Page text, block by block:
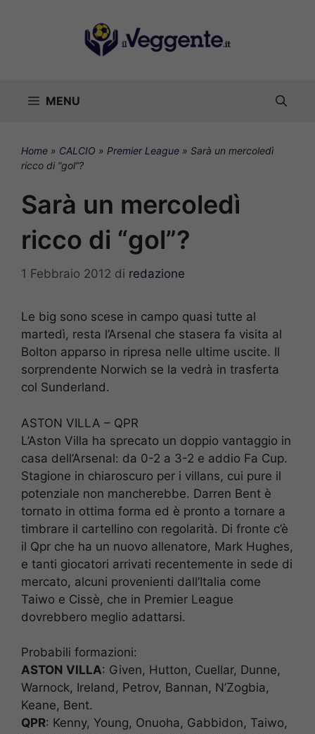
MENU
Home » CALCIO » Premier League » Sarà un mercoledì
ricco di “gol”?
Sarà un mercoledì
ricco di “gol”?
1 Febbraio 2012 di redazione
Le big sono scese in campo quasi tutte al
martedì, resta l’Arsenal che stasera fa visita al
Bolton apparso in ripresa nelle ultime uscite. Il
sorprendente Norwich se la vedrà in trasferta
col Sunderland.
ASTON VILLA – QPR
L’Aston Villa ha sprecato un doppio vantaggio in
casa dell’Arsenal: da 0-2 a 3-2 e addio Fa Cup.
Stagione in chiaroscuro per i villans, cui pure il
potenziale non mancherebbe. Darren Bent è
tornato in ottima forma ed è pronto a tornare a
timbrare il cartellino con regolarità. Di fronte c’è
il Qpr che ha un nuovo allenatore, Mark Hughes,
e tanti giocatori arrivati recentemente in sede di
mercato, alcuni provenienti dall’Italia come
Taiwo e Cissè, che in Premier League
dovrebbero meglio adattarsi.
Probabili formazioni:
ASTON VILLA: Given, Hutton, Cuellar, Dunne,
Warnock, Ireland, Petrov, Bannan, N’Zogbia,
Keane, Bent.
QPR: Kenny, Young, Onuoha, Gabbidon, Taiwo,